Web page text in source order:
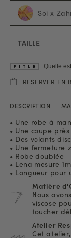
Soi x
TAILLE
Quelle
RÉSERVER EN
DESCRIPTION
• Une robe à
• Une coupe
• Des volants
• Une fermeture
• Robe doublée
• Lena mesure
• Longueur pour
Matière
Nous
viscose
toucher
Atelier
Cet